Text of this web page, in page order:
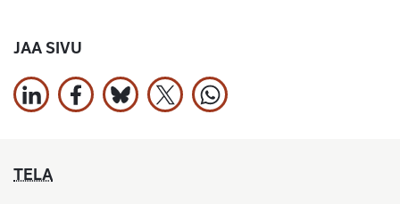
JAA SIVU
Jaa LinkedInissä
Jaa Facebookissa
Jaa Bluesky:ssa
Jaa X:ssäJaa WhatsApissa
TELA